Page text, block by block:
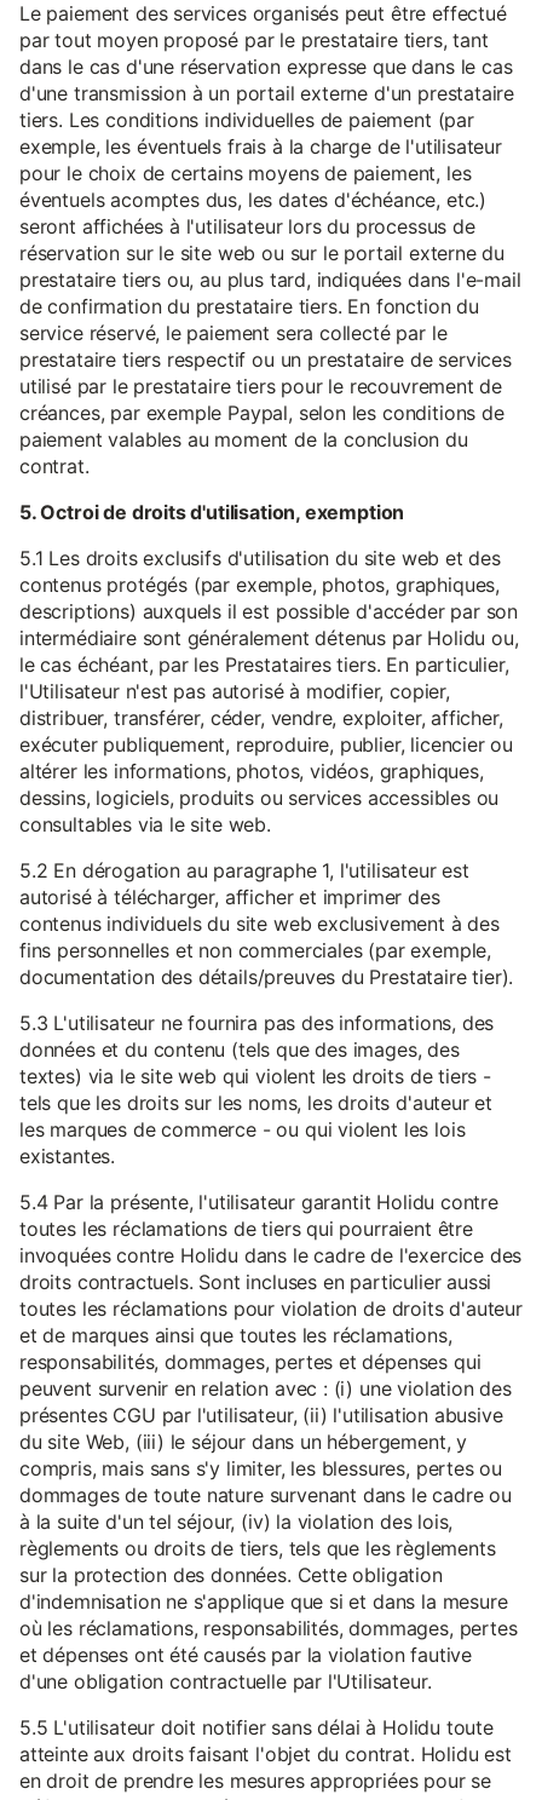
Le paiement des services organisés peut être effectué
par tout moyen proposé par le prestataire tiers, tant
dans le cas d'une réservation expresse que dans le cas
d'une transmission à un portail externe d'un prestataire
tiers. Les conditions individuelles de paiement (par
exemple, les éventuels frais à la charge de l'utilisateur
pour le choix de certains moyens de paiement, les
éventuels acomptes dus, les dates d'échéance, etc.)
seront affichées à l'utilisateur lors du processus de
réservation sur le site web ou sur le portail externe du
prestataire tiers ou, au plus tard, indiquées dans l'e-mail
de confirmation du prestataire tiers. En fonction du
service réservé, le paiement sera collecté par le
prestataire tiers respectif ou un prestataire de services
utilisé par le prestataire tiers pour le recouvrement de
créances, par exemple Paypal, selon les conditions de
paiement valables au moment de la conclusion du
contrat.
5. Octroi de droits d'utilisation, exemption
5.1 Les droits exclusifs d'utilisation du site web et des
contenus protégés (par exemple, photos, graphiques,
descriptions) auxquels il est possible d'accéder par son
intermédiaire sont généralement détenus par Holidu ou,
le cas échéant, par les Prestataires tiers. En particulier,
l'Utilisateur n'est pas autorisé à modifier, copier,
distribuer, transférer, céder, vendre, exploiter, afficher,
exécuter publiquement, reproduire, publier, licencier ou
altérer les informations, photos, vidéos, graphiques,
dessins, logiciels, produits ou services accessibles ou
consultables via le site web.
5.2 En dérogation au paragraphe 1, l'utilisateur est
autorisé à télécharger, afficher et imprimer des
contenus individuels du site web exclusivement à des
fins personnelles et non commerciales (par exemple,
documentation des détails/preuves du Prestataire tier).
5.3 L'utilisateur ne fournira pas des informations, des
données et du contenu (tels que des images, des
textes) via le site web qui violent les droits de tiers -
tels que les droits sur les noms, les droits d'auteur et
les marques de commerce - ou qui violent les lois
existantes.
5.4 Par la présente, l'utilisateur garantit Holidu contre
toutes les réclamations de tiers qui pourraient être
invoquées contre Holidu dans le cadre de l'exercice des
droits contractuels. Sont incluses en particulier aussi
toutes les réclamations pour violation de droits d'auteur
et de marques ainsi que toutes les réclamations,
responsabilités, dommages, pertes et dépenses qui
peuvent survenir en relation avec : (i) une violation des
présentes CGU par l'utilisateur, (ii) l'utilisation abusive
du site Web, (iii) le séjour dans un hébergement, y
compris, mais sans s'y limiter, les blessures, pertes ou
dommages de toute nature survenant dans le cadre ou
à la suite d'un tel séjour, (iv) la violation des lois,
règlements ou droits de tiers, tels que les règlements
sur la protection des données. Cette obligation
d'indemnisation ne s'applique que si et dans la mesure
où les réclamations, responsabilités, dommages, pertes
et dépenses ont été causés par la violation fautive
d'une obligation contractuelle par l'Utilisateur.
5.5 L'utilisateur doit notifier sans délai à Holidu toute
atteinte aux droits faisant l'objet du contrat. Holidu est
en droit de prendre les mesures appropriées pour se